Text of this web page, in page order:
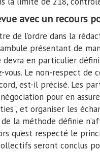
avec un recours
de l’ordre dans la
présentant de
en particulier
Le non-respect de
est-il précisé. Les
pour en
et organiser les
la méthode définie
qu’est respecté le
seront conclus